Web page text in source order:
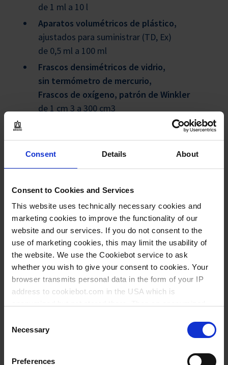
Consent Details About
Consent to Cookies and Services
This website uses technically necessary cookies and
marketing cookies to improve the functionality of our
website and our services. If you do not consent to the
use of marketing cookies, this may limit the usability of
the website. We use the Cookiebot service to ask
whether you wish to give your consent to cookies. Your
browser transmits personal data in the form of your IP
address to cookiebot.com in the USA which is
follow your cookie preferences for future page visits. The
privacy level in the USA does not correspond to EU
standards, and it cannot be excluded that US authorities
Selection
Necessary
Preferences
de 1 ml a 10 l
Aparatos volumétricos de plástico,
ajustados para suministrar (TD, Ex)
de 0,5 ml a 100 ml
Frascos densimétricos de vidrio,
sin termómetro de mercurio,
Frascos de oxígeno, patrón de Winkler
de 1 cm 3 a 300 cm3
Una diferencia importante entre los servicios de
calibrado de fábrica y los laboratorios de calibrado
DAkkS es la indicación de la incertidumbre de
acreditación de Alemania DAkkS que el laboratorio
garantiza.
Certificado de
calibrado DAkkS
El certificado de
calibrado DAkkS
certificado oficial, la
¿Cuándo se necesita
un certificado de
calibrado DAkkS?
Se necesita un
DAkkS en aquellos sitios
calibraciones de un